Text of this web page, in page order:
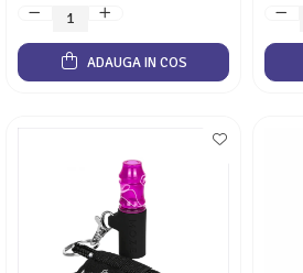
ADAUGA IN COS